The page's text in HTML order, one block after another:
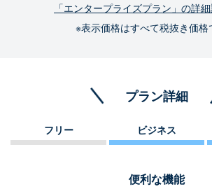
「エンタープライズプラン」の詳
※表示価格はすべて税抜き価格
プラン詳細
フリー ビジネス
便利な機能